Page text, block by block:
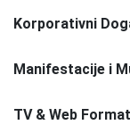
Korporativni
Manifestacije i
TV & Web